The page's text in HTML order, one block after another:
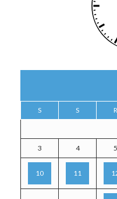
S S R
3 4 5
10 11